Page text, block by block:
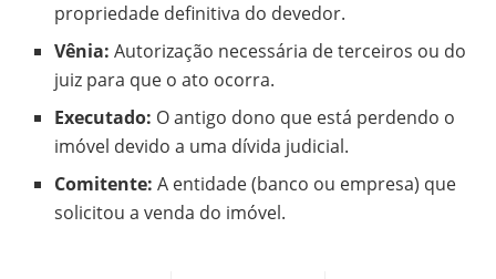
propriedade definitiva do devedor.
Vênia: Autorização necessária de terceiros ou do
juiz para que o ato ocorra.
Executado: O antigo dono que está perdendo o
imóvel devido a uma dívida judicial.
Comitente: A entidade (banco ou empresa) que
solicitou a venda do imóvel.